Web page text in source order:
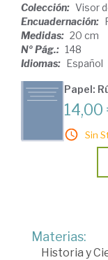
Colección: Visor
Encuadernación:
Medidas: 20 cm
Nº Pág.: 148
Idiomas: Español
Papel:
14,00
Sin
Materias:
Historia y